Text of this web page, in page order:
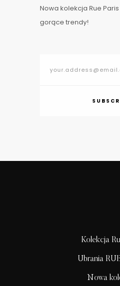
Nowa kolekcja Rue
gorące trendy!
Kolekcja
Ubrania
Nowa